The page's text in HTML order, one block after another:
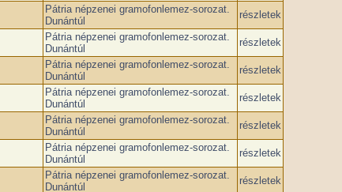
Pátria népzenei gramofonlemez-sorozat.
Dunántúl
részletek
Pátria népzenei gramofonlemez-sorozat.
Dunántúl
részletek
Pátria népzenei gramofonlemez-sorozat.
Dunántúl
részletek
Pátria népzenei gramofonlemez-sorozat.
Dunántúl
részletek
Pátria népzenei gramofonlemez-sorozat.
Dunántúl
részletek
Pátria népzenei gramofonlemez-sorozat.
Dunántúl
részletek
Pátria népzenei gramofonlemez-sorozat.
Dunántúl
részletek